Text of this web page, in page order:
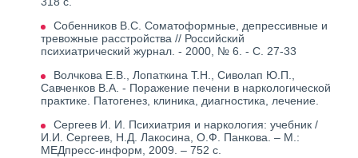
Собенников В.С. Соматоформные, депрессивные и
тревожные расстройства // Российский
психиатрический журнал. - 2000, № 6. - С. 27-33
Волчкова Е.В., Лопаткина Т.Н., Сиволап Ю.П.,
Савченков В.А. - Поражение печени в наркологической
практике. Патогенез, клиника, диагностика, лечение.
Сергеев И. И. Психиатрия и наркология: учебник /
И.И. Сергеев, Н.Д. Лакосина, О.Ф. Панкова. – М.:
МЕДпресс-информ, 2009. – 752 с.